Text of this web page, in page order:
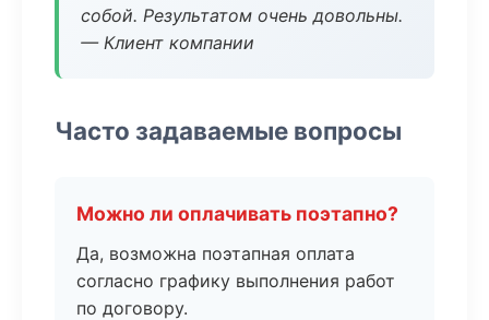
собой. Результатом очень довольны.
— Клиент компании
Часто задаваемые вопросы
Можно ли оплачивать поэтапно?
Да, возможна поэтапная оплата
согласно графику выполнения работ
по договору.